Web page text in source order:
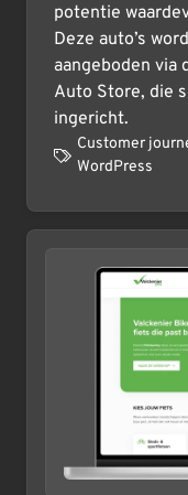
potentie
Deze auto’s
aangeboden via
Auto Store, die
ingericht.
Customer
WordPress